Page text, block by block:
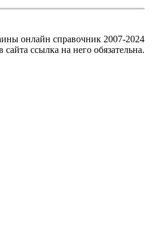
онлайн справочник 2007-2024
ссылка на него обязательна.